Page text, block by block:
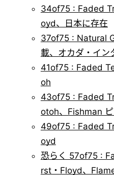
34of75 : Faded
oyd、日本に存在
37of75 : Natural
載、オカダ・イン
41of75 : Faded
oh
43of75 : Faded
otoh、Fishman
49of75 : Faded
oyd
恐らく 57of75 :
rst・Floyd、